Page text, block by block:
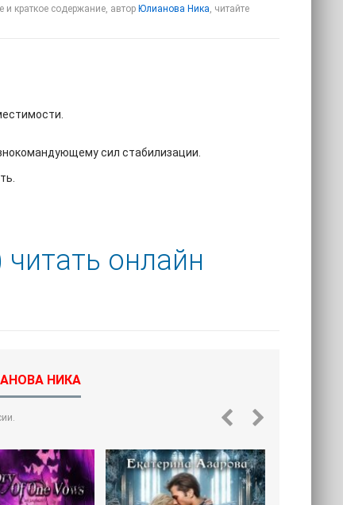
краткое содержание, автор Юлианова Ника , читайте
сил стабилизации.
онлайн
НИКА